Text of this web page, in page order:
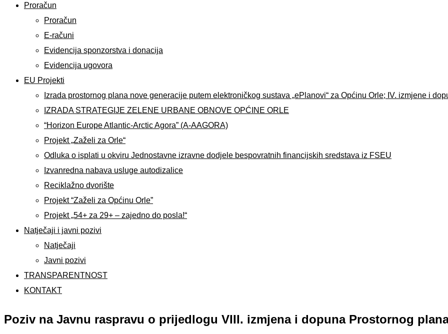
Proračun
Proračun
E-računi
Evidencija sponzorstva i donacija
Evidencija ugovora
EU Projekti
Izrada prostornog plana nove generacije putem elektroničkog sustava „ePlanovi“ za Općinu Orle; IV. izmjene i
IZRADA STRATEGIJE ZELENE URBANE OBNOVE OPĆINE ORLE
“Horizon Europe Atlantic-Arctic Agora” (A-AAGORA)
Projekt „Zaželi za Orle“
Odluka o isplati u okviru Jednostavne izravne dodjele bespovratnih financijskih sredstava iz FSEU
Izvanredna nabava usluge autodizalice
Reciklažno dvorište
Projekt “Zaželi za Općinu Orle”
Projekt „54+ za 29+ – zajedno do posla!“
Natječaji i javni pozivi
Natječaji
Javni pozivi
TRANSPARENTNOST
KONTAKT
Poziv na Javnu raspravu o prijedlogu VIII. izmjena i dopuna Prostornog